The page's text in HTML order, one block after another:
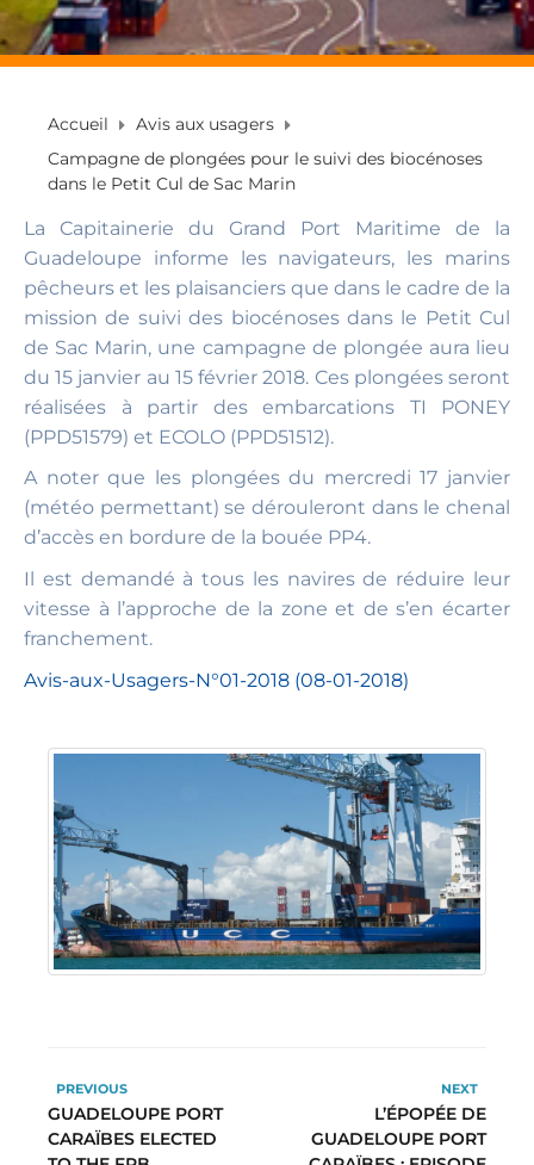
Accueil
Avis aux usagers
Campagne de plongées pour le suivi des biocénoses
dans le Petit Cul de Sac Marin
La Capitainerie du Grand Port Maritime de la
Guadeloupe informe les navigateurs, les marins
pêcheurs et les plaisanciers que dans le cadre de la
mission de suivi des biocénoses dans le Petit Cul
de Sac Marin, une campagne de plongée aura lieu
du 15 janvier au 15 février 2018. Ces plongées seront
réalisées à partir des embarcations TI PONEY
(PPD51579) et ECOLO (PPD51512).
A noter que les plongées du mercredi 17 janvier
(météo permettant) se dérouleront dans le chenal
d’accès en bordure de la bouée PP4.
Il est demandé à tous les navires de réduire leur
vitesse à l’approche de la zone et de s’en écarter
franchement.
Avis-aux-Usagers-N°01-2018 (08-01-2018)
PREVIOUS
GUADELOUPE PORT
CARAÏBES ELECTED
NEXT
L’ÉPOPÉE DE
GUADELOUPE PORT